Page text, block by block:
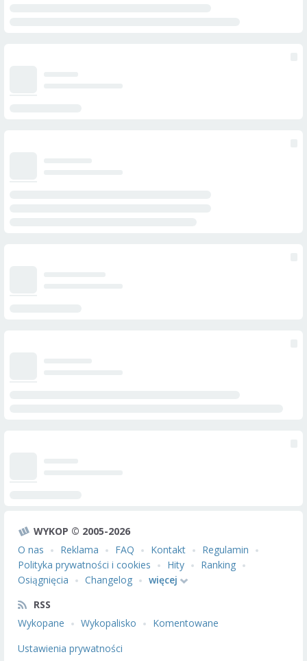
WYKOP © 2005-2026
O nas
Reklama FAQ Kontakt
Regulamin
Polityka prywatności i cookies
Hity
Ranking
Osiągnięcia
Changelog
więcej
RSS
Wykopane
Wykopalisko
Komentowane
Ustawienia prywatności